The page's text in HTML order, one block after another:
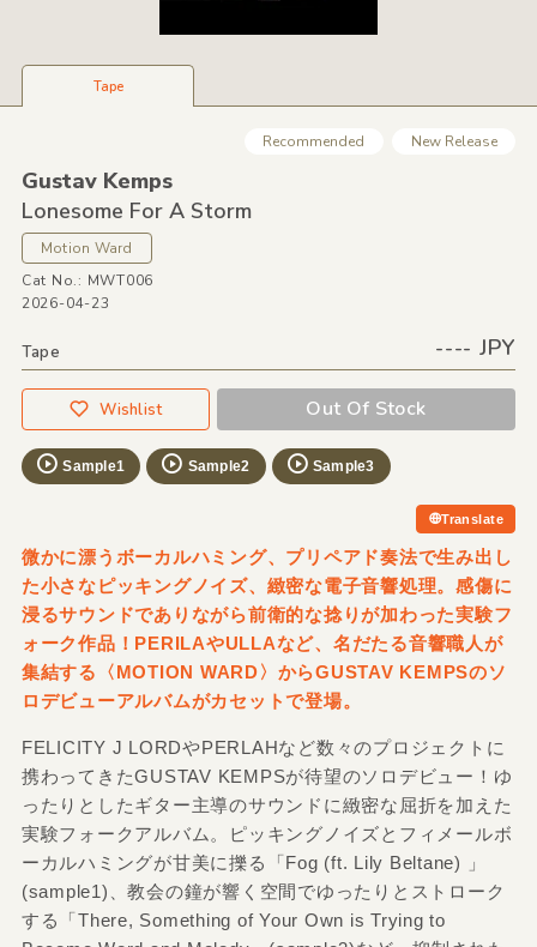
Tape
Recommended New Release
Gustav Kemps
Lonesome For A Storm
Motion Ward
Cat No.: MWT006
2026-04-23
Tape ---- JPY
Wishlist Out Of Stock
Sample1 Sample2 Sample3
Translate
微かに漂うボーカルハミング、プリペアド奏法で生み出し
た小さなピッキングノイズ、緻密な電子音響処理。感傷に
浸るサウンドでありながら前衛的な捻りが加わった実験フ
ォーク作品！PERILAやULLAなど、名だたる音響職人が
集結する〈MOTION WARD〉からGUSTAV KEMPSのソ
ロデビューアルバムがカセットで登場。
FELICITY J LORDやPERLAHなど数々のプロジェクトに
携わってきたGUSTAV KEMPSが待望のソロデビュー！ゆ
ったりとしたギター主導のサウンドに緻密な屈折を加えた
実験フォークアルバム。ピッキングノイズとフィメールボ
ーカルハミングが甘美に擽る「Fog (ft. Lily Beltane) 」
(sample1)、教会の鐘が響く空間でゆったりとストローク
する「There, Something of Your Own is Trying to